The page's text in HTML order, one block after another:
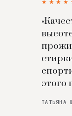
этого
ТАТЬЯНА